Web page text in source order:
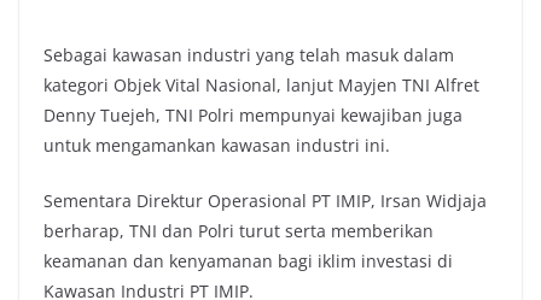
Sebagai kawasan industri yang telah masuk dalam
kategori Objek Vital Nasional, lanjut Mayjen TNI Alfret
Denny Tuejeh, TNI Polri mempunyai kewajiban juga
untuk mengamankan kawasan industri ini.
Sementara Direktur Operasional PT IMIP, Irsan Widjaja
berharap, TNI dan Polri turut serta memberikan
keamanan dan kenyamanan bagi iklim investasi di
Kawasan Industri PT IMIP.